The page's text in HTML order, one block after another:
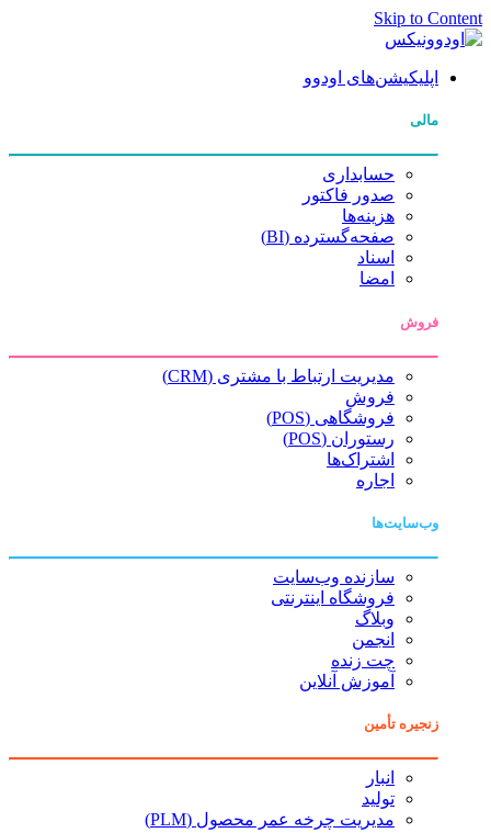
Skip to Content
اپلیکیشن‌های اودوو
مالی
حسابداری
صدور فاکتور
هزینه‌ها
صفحه‌گسترده (BI)
اسناد
امضا
فروش
مدیریت ارتباط با مشتری (CRM)
فروش
فروشگاهی (POS)
رستوران (POS)
اشتراک‌ها
اجاره
وب‌سایت‌ها
سازنده وب‌سایت
فروشگاه اینترنتی
وبلاگ
انجمن
چت زنده
آموزش آنلاین
زنجیره تأمین
انبار
تولید
مدیریت چرخه عمر محصول (PLM)